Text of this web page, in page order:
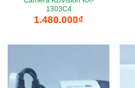
1303C4
1.480.000₫